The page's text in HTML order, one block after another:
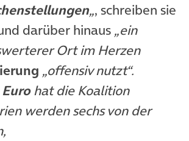
„, schreiben sie
darüber hinaus„ein
Ort im Herzen
„offensiv nutzt“.
hat die Koalition
werden sechs von der